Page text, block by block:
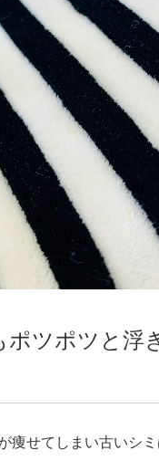
ポツポツと浮
痩せてしまい古いシ